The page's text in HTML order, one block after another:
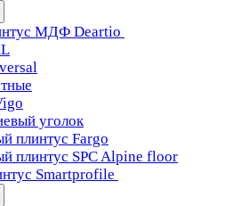
МДФ Deartio
уголок
плинтус Fargo
плинтус SPC Alpine floor
Smartprofile